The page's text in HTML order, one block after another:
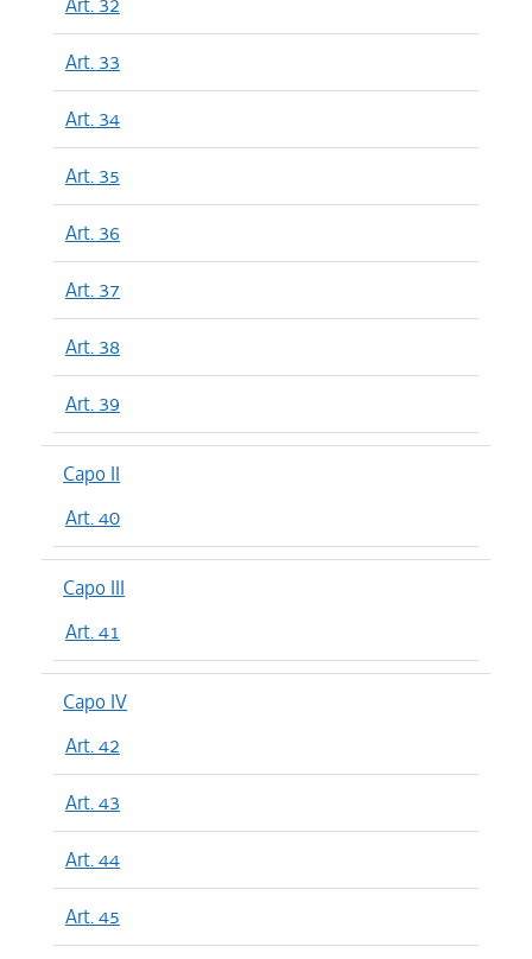
Art. 33
Art. 34
Art. 35
Art. 36
Art. 37
Art. 38
Art. 39
Capo II
Art. 40
Capo III
Art. 41
Capo IV
Art. 42
Art. 43
Art. 44
Art. 45